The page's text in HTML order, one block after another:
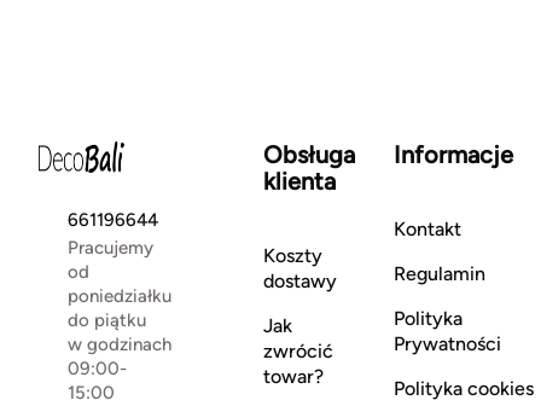
661196644
Pracujemy
od
poniedziałku
do piątku
w godzinach
09:00-
15:00
Obsługa
klienta
Koszty
dostawy
Jak
zwrócić
towar?
Informacje
Kontakt
Regulamin
Polityka
Prywatności
Polityka cookies